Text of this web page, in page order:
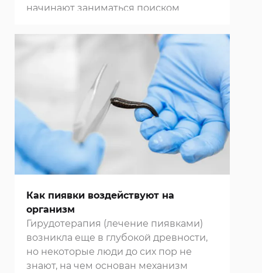
начинают заниматься поиском
способов решения своей проблемы,
оказываются безопасными. Гораздо
целесообразнее будет обратиться в
клинику в Москве
и начать
борьбу с бесплодием при помощи
гирудотерапии - методики,
проверенной временем.
Как пиявки воздействуют на
организм
Гирудотерапия (лечение пиявками)
возникла еще в глубокой древности,
но некоторые люди до сих пор не
знают, на чем основан механизм